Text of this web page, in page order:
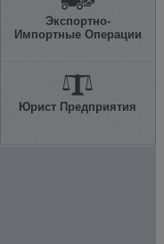
Экспортно-
Импортные Операции
Юрист Предприятия